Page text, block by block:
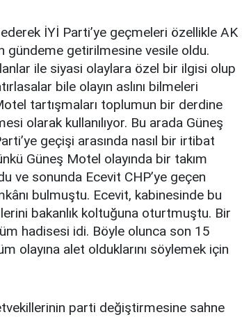
İYİ Parti’ye geçmeleri özellikle AK
gündeme getirilmesine vesile oldu.
ile siyasi olaylara özel bir ilgisi olup
bile olayın aslını bilmeleri
tartışmaları toplumun bir derdine
olarak kullanılıyor. Bu arada Güneş
geçişi arasında nasıl bir irtibat
Güneş Motel olayında bir takım
ve sonunda Ecevit CHP’ye geçen
bulmuştu. Ecevit, kabinesinde bu
bakanlık koltuğuna oturtmuştu. Bir
hadisesi idi. Böyle olunca son 15
olayına alet olduklarını söylemek için
parti değiştirmesine sahne